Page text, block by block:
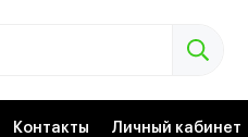
Контакты Личный кабинет